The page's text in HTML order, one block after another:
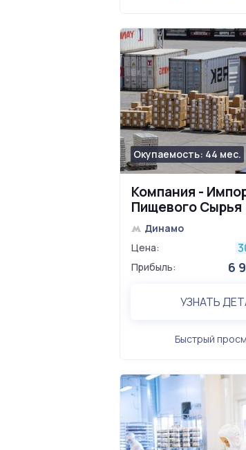
Компания -
Пищевого Сырья
Окупаемость: 44 мес.
Динамо
Цена:
Прибыль: 6
УЗНАТЬ
Быстрый